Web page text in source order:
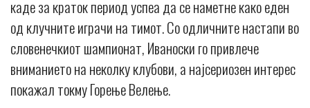
каде за краток период успеа да се наметне како еден
од клучните играчи на тимот. Со одличните настапи во
словенечкиот шампионат, Иваноски го привлече
вниманието на неколку клубови, а најсериозен интерес
покажал токму Горење Велење.